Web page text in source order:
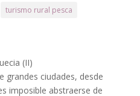
turismo rural pesca
(II)
grandes ciudades, desde
imposible abstraerse de